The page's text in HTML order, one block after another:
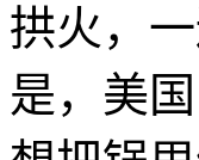
拱火，
是，美